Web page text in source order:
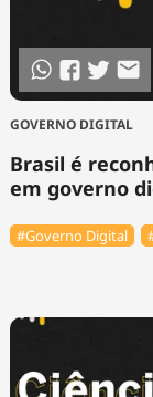
GOVERNO DIGITAL
Brasil é
em governo
#Governo Digital